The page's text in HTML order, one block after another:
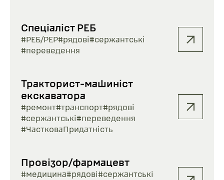
Спеціаліст РЕБ
#РЕБ/РЕР#рядові#сержантські
#переведення
Тракторист-машиніст
екскаватора
#ремонт#транспорт#рядові
#сержантські#переведення
#ЧастковаПридатність
Провізор/фармацевт
#медицина#рядові#сержантські